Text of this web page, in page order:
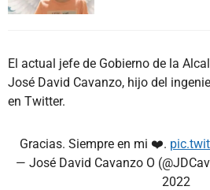
El actual jefe de Gobierno de la
José David Cavanzo, hijo del
en Twitter.
Gracias. Siempre en mi ❤️.
— José David Cavanzo O
2022